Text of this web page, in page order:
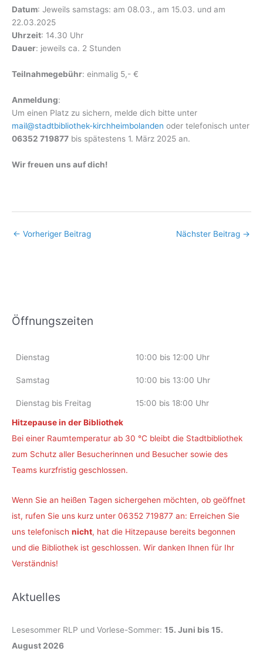
Öffnungszeiten
Dienstag 10:00 bis 12:00 Uhr
Samstag 10:00 bis 13:00 Uhr
Dienstag bis Freitag 15:00 bis 18:00 Uhr
Hitzepause in der Bibliothek
Bei einer Raumtemperatur ab 30 °C bleibt die Stadtbibliothek
zum Schutz aller Besucherinnen und Besucher sowie des
Teams kurzfristig geschlossen.
Wenn Sie an heißen Tagen sichergehen möchten, ob geöffnet
ist, rufen Sie uns kurz unter 06352 719877 an: Erreichen Sie
uns telefonisch nicht, hat die Hitzepause bereits begonnen
und die Bibliothek ist geschlossen. Wir danken Ihnen für Ihr
Verständnis!
Aktuelles
Lesesommer RLP und Vorlese-Sommer: 15. Juni bis 15.
August 2026
Datum: Jeweils samstags: am 08.03., am 15.03. und am
22.03.2025
Uhrzeit: 14.30 Uhr
Dauer: jeweils ca. 2 Stunden
Teilnahmegebühr: einmalig 5,- €
Anmeldung:
Um einen Platz zu sichern, melde dich bitte unter
mail@stadtbibliothek-kirchheimbolanden oder telefonisch unter
06352 719877 bis spätestens 1. März 2025 an.
Wir freuen uns auf dich!
← Vorheriger Beitrag Nächster Beitrag →